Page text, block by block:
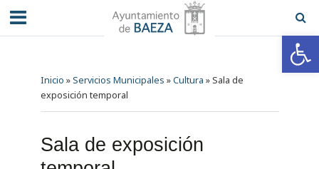
Inicio » Servicios Municipales »Cultura » Sala de
exposición temporal
Sala de exposición
Abrir barra de herramientas